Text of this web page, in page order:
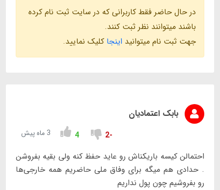
در حال حاضر فقط کاربرانی که در سایت ثبت نام کرده
باشند میتوانند نظر ثبت کنند.
جهت ثبت نام میتوانید اینجا کلیک نمایید.
بابک اعتمادیان
-2
4 3 ماه پیش
احتمالن کیسه باریکناش رو عاید حفظ کنه ولی بقیه بفروشن
. حدادی هم میگه برای وفاق ملی حاضریم همه خارجی‌ها
رو بفروشیم چون پول نداریم